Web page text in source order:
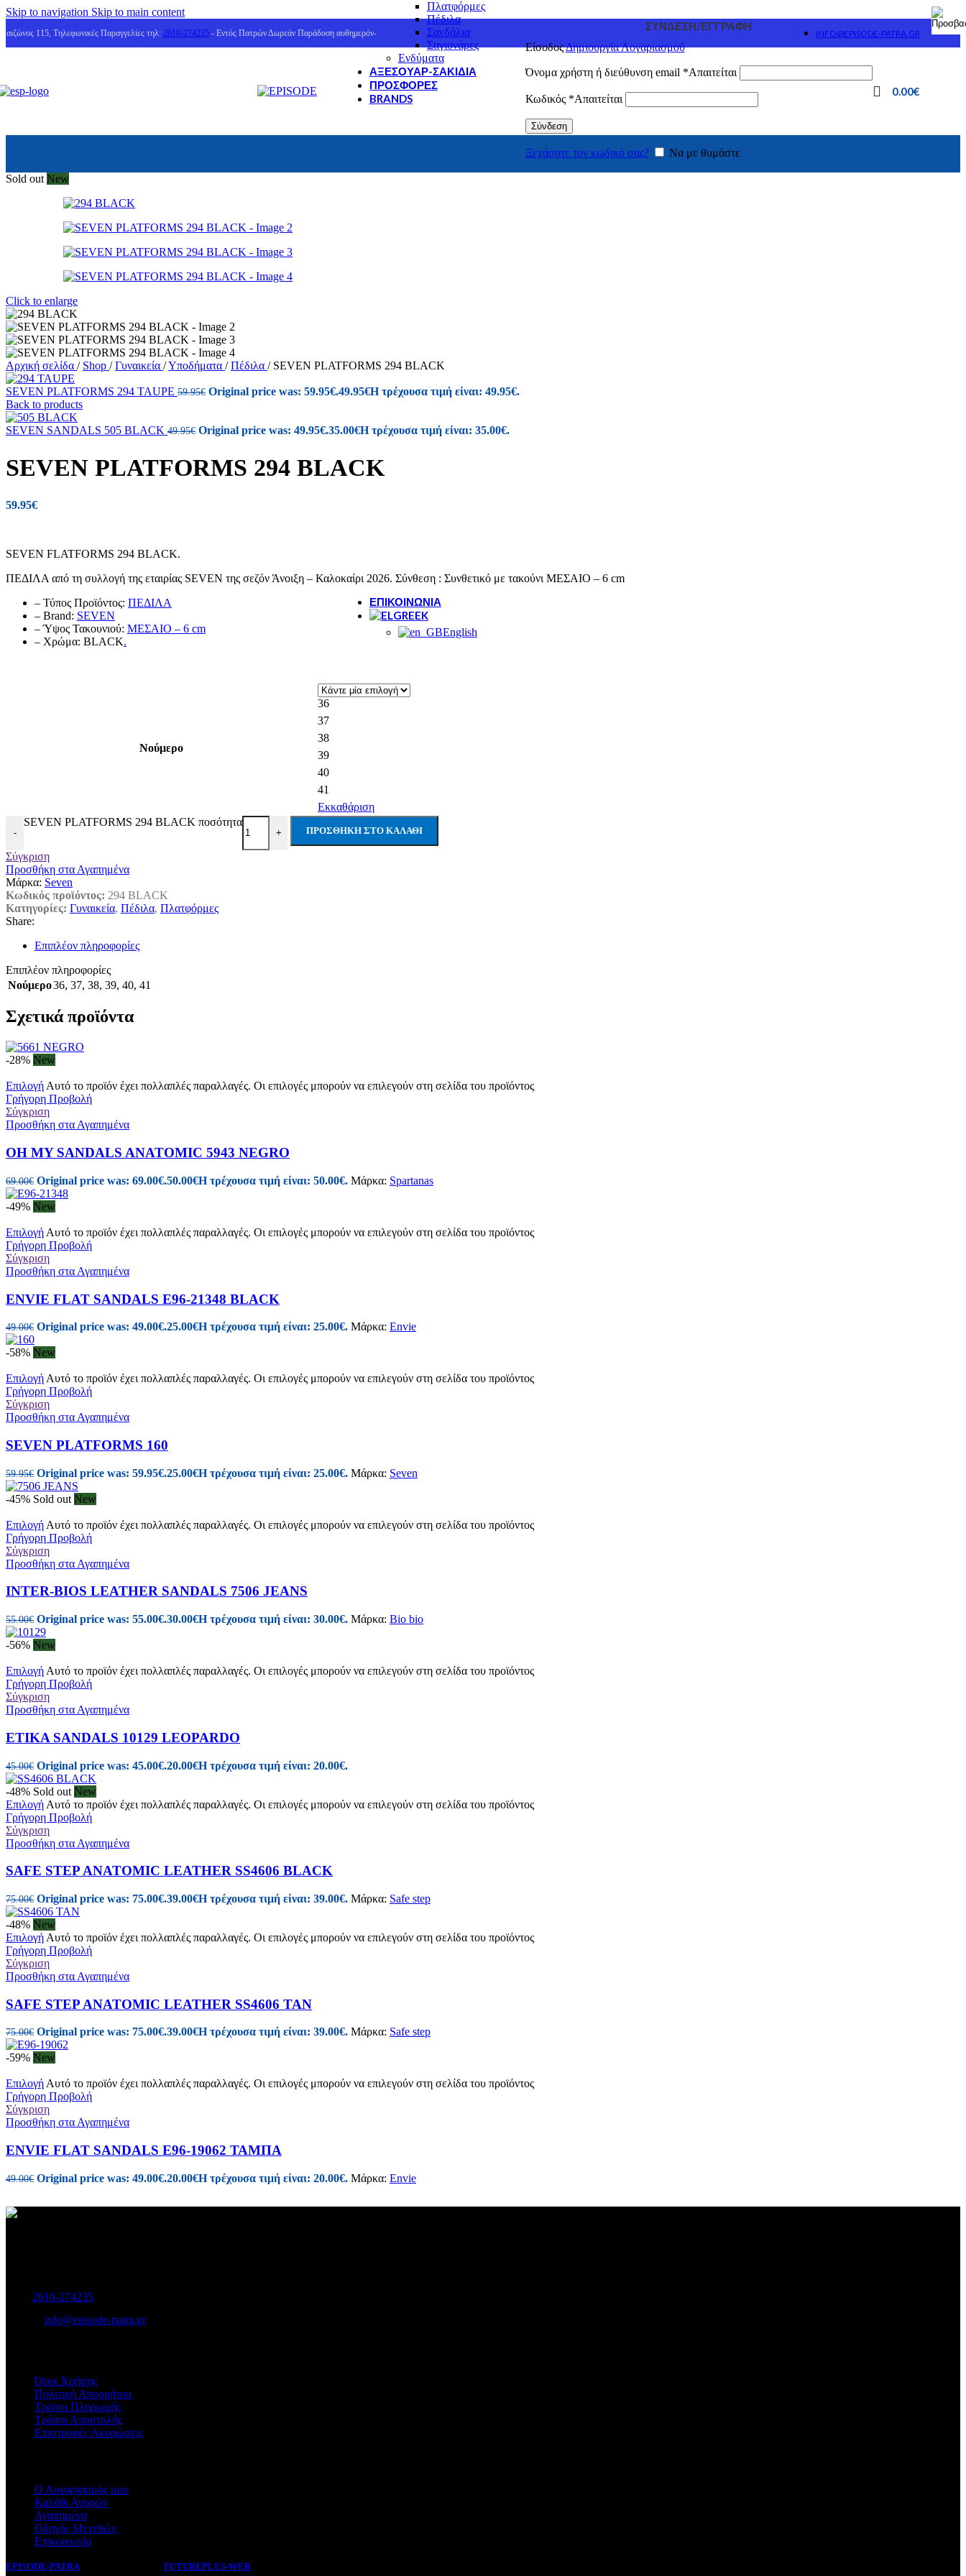
Skip to navigation Skip to main content
115, Τηλεφωνικές Παραγγελίες τηλ: 2610-274235 - Εντός Πατρών Δωρεάν Παράδοση αυθημερόν- INFO@EPISODE-PATRA.GR
ΣΎΝΔΕΣΗ/ΕΓΓΡΑΦΉ
ΕίσοδοςΔημιουργία Λογαριασμού
Όνομα χρήστη ή διεύθυνση email *Απαιτείται
Κωδικός *Απαιτείται
Σύνδεση
Ξεχάσατε τον κωδικό σας? Να με θυμάστε
0.00€
Πλατφόρμες
Πέδιλα
Σανδάλια
Σαγιονάρες
Ενδύματα
ΑΞΕΣΟΥΆΡ-ΣΑΚΊΔΙΑ
ΠΡΟΣΦΟΡΈΣ
BRANDS
Mystic
Salewa
Sunni Sabbi
Bio bio
ΕΠΙΚΟΙΝΩΝΊΑ
GREEK
English
Sold out New
Click to enlarge
Αρχική σελίδα / Shop / Γυναικεία /Υποδήματα / Πέδιλα / SEVEN PLATFORMS 294 BLACK
SEVEN PLATFORMS 294 TAUPE 59.95€ Original price was: 59.95€.49.95€Η τρέχουσα τιμή είναι: 49.95€.
Back to products
SEVEN SANDALS 505 BLACK 49.95€ Original price was: 49.95€.35.00€Η τρέχουσα τιμή είναι: 35.00€.
SEVEN PLATFORMS 294 BLACK
59.95€
SEVEN FLATFORMS 294 BLACK.
ΠΕΔΙΛΑ από τη συλλογή της εταιρίας SEVEN της σεζόν Άνοιξη – Καλοκαίρι 2026. Σύνθεση : Συνθετικό με τακούνι ΜΕΣΑΙΟ – 6 cm
– Τύπος Προϊόντος: ΠΕΔΙΛΑ
– Brand: SEVEN
– Ύψος Τακουνιού: ΜΕΣΑΙΟ – 6 cm
– Χρώμα: BLACK.
Νούμερο
36
37
38
39
40
41
Εκκαθάριση
-
SEVEN PLATFORMS 294 BLACK ποσότητα
+ ΠΡΟΣΘΉΚΗ ΣΤΟ ΚΑΛΆΘΙ
Σύγκριση
Προσθήκη στα Αγαπημένα
Μάρκα: Seven
Κωδικός προϊόντος: 294 BLACK
Κατηγορίες: Γυναικεία, Πέδιλα, Πλατφόρμες
Share:
Επιπλέον πληροφορίες
Επιπλέον πληροφορίες
Νούμερο36, 37, 38, 39, 40, 41
Σχετικά προϊόντα
-28% New
Επιλογή Αυτό το προϊόν έχει πολλαπλές παραλλαγές. Οι επιλογές μπορούν να επιλεγούν στη σελίδα του προϊόντος
Γρήγορη Προβολή
Σύγκριση
Προσθήκη στα Αγαπημένα
OH MY SANDALS ANATOMIC 5943 NEGRO
69.00€ Original price was: 69.00€.50.00€Η τρέχουσα τιμή είναι: 50.00€. Μάρκα: Spartanas
-49% New
Επιλογή Αυτό το προϊόν έχει πολλαπλές παραλλαγές. Οι επιλογές μπορούν να επιλεγούν στη σελίδα του προϊόντος
Γρήγορη Προβολή
Σύγκριση
Προσθήκη στα Αγαπημένα
ENVIE FLAT SANDALS E96-21348 BLACK
49.00€ Original price was: 49.00€.25.00€Η τρέχουσα τιμή είναι: 25.00€. Μάρκα: Envie
-58% New
Επιλογή Αυτό το προϊόν έχει πολλαπλές παραλλαγές. Οι επιλογές μπορούν να επιλεγούν στη σελίδα του προϊόντος
Γρήγορη Προβολή
Σύγκριση
Προσθήκη στα Αγαπημένα
SEVEN PLATFORMS 160
59.95€ Original price was: 59.95€.25.00€Η τρέχουσα τιμή είναι: 25.00€. Μάρκα: Seven
-45% Sold out New
Επιλογή Αυτό το προϊόν έχει πολλαπλές παραλλαγές. Οι επιλογές μπορούν να επιλεγούν στη σελίδα του προϊόντος
Γρήγορη Προβολή
Σύγκριση
Προσθήκη στα Αγαπημένα
INTER-BIOS LEATHER SANDALS 7506 JEANS
55.00€ Original price was: 55.00€.30.00€Η τρέχουσα τιμή είναι: 30.00€. Μάρκα: Bio bio
-56% New
Επιλογή Αυτό το προϊόν έχει πολλαπλές παραλλαγές. Οι επιλογές μπορούν να επιλεγούν στη σελίδα του προϊόντος
Γρήγορη Προβολή
Σύγκριση
Προσθήκη στα Αγαπημένα
ETIKA SANDALS 10129 LEOPARDO
45.00€ Original price was: 45.00€.20.00€Η τρέχουσα τιμή είναι: 20.00€.
-48% Sold out New
Επιλογή Αυτό το προϊόν έχει πολλαπλές παραλλαγές. Οι επιλογές μπορούν να επιλεγούν στη σελίδα του προϊόντος
Γρήγορη Προβολή
Σύγκριση
Προσθήκη στα Αγαπημένα
SAFE STEP ANATOMIC LEATHER SS4606 BLACK
75.00€ Original price was: 75.00€.39.00€Η τρέχουσα τιμή είναι: 39.00€. Μάρκα: Safe step
-48% New
Επιλογή Αυτό το προϊόν έχει πολλαπλές παραλλαγές. Οι επιλογές μπορούν να επιλεγούν στη σελίδα του προϊόντος
Γρήγορη Προβολή
Σύγκριση
Προσθήκη στα Αγαπημένα
SAFE STEP ANATOMIC LEATHER SS4606 TAN
75.00€ Original price was: 75.00€.39.00€Η τρέχουσα τιμή είναι: 39.00€. Μάρκα: Safe step
-59% New
ΕπιλογήΑυτό το προϊόν έχει πολλαπλές παραλλαγές. Οι επιλογές μπορούν να επιλεγούν στη σελίδα του προϊόντος
Γρήγορη Προβολή
Σύγκριση
Προσθήκη στα Αγαπημένα
ENVIE FLAT SANDALS E96-19062 ΤΑΜΠΑ
49.00€ Original price was: 49.00€.20.00€Η τρέχουσα τιμή είναι: 20.00€. Μάρκα: Envie
2610-274235
info@episode-patra.gr
Όροι Χρήσης
Πολιτική Απορρήτου
Τρόποι Πληρωμής
Τρόποι Αποστολής
Επιστροφές Ακυρώσεις
Ο Λογαριασμός μου
Καλάθι Αγορών
Αγαπημένα
Οδηγός Μεγεθών
Επικοινωνία
EPISODE-PATRA FUTUREPLUS-WEB